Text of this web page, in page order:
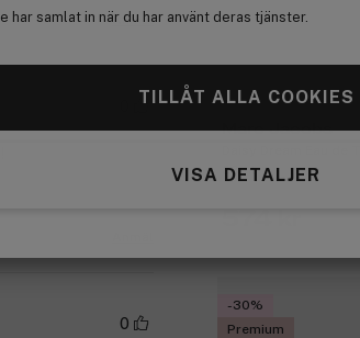
har samlat in när du har använt deras tjänster.
TILLÅT ALLA COOKIES
VISA DETALJER
Marc Jacobs
30ml
-30%
Premium
Anmäl
0